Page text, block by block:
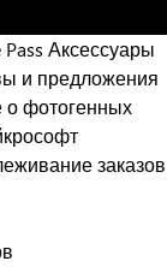
Аксессуары
и предложения
фотогенных
заказов